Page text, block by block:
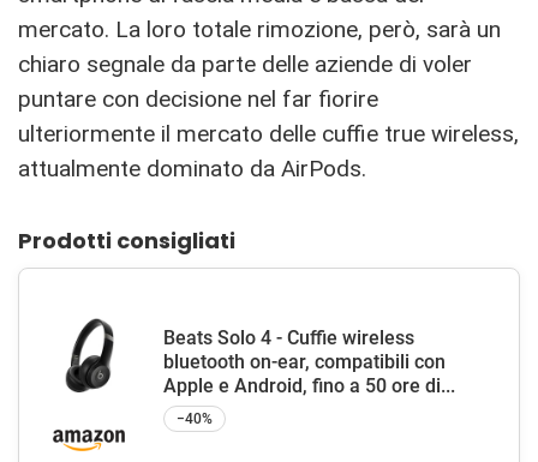
mercato. La loro totale rimozione, però, sarà un
chiaro segnale da parte delle aziende di voler
puntare con decisione nel far fiorire
ulteriormente il mercato delle cuffie true wireless,
attualmente dominato da AirPods.
Prodotti consigliati
Beats Solo 4 - Cuffie wireless
bluetooth on-ear, compatibili con
Apple e Android, fino a 50 ore di...
−40%